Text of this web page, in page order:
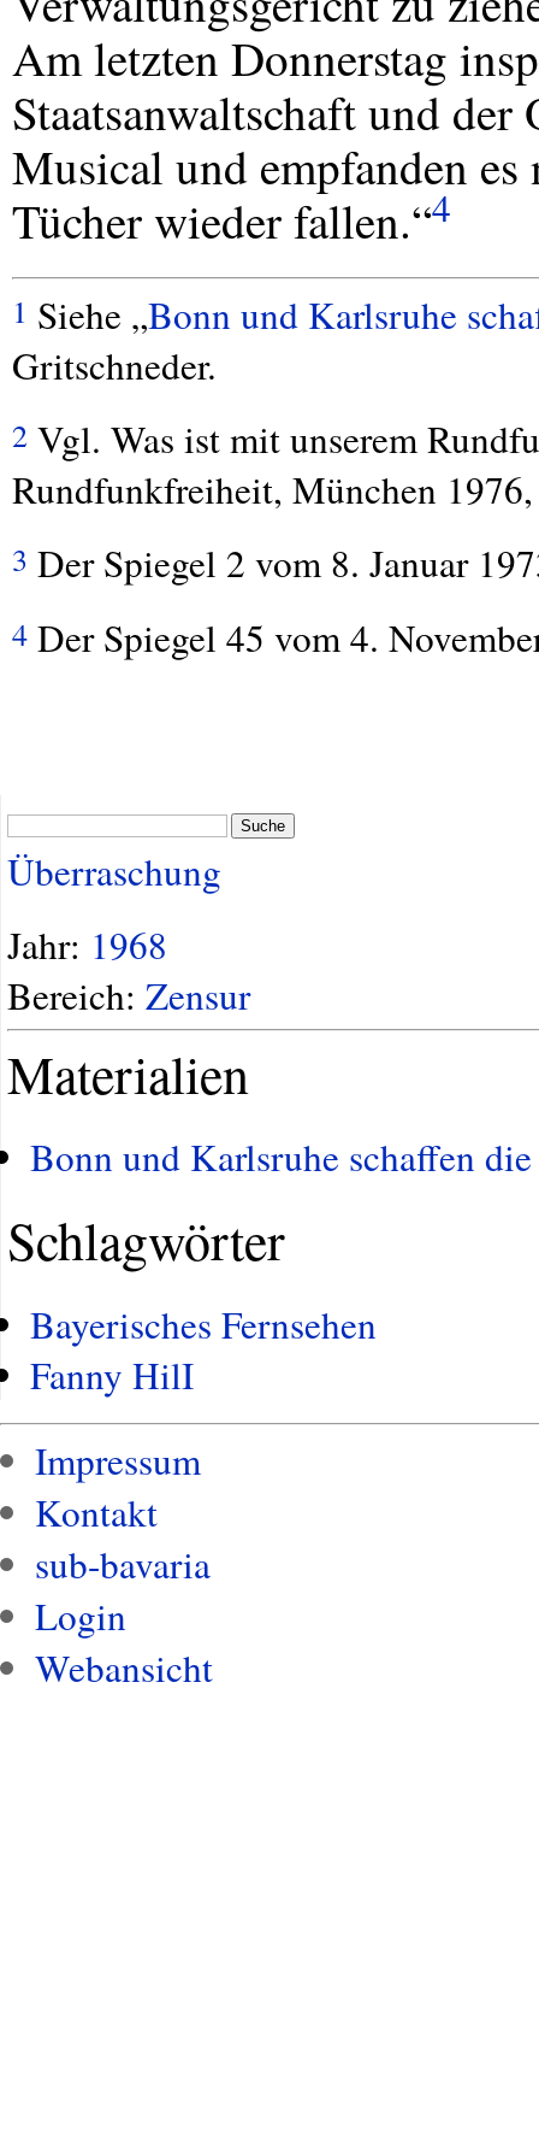
Am letzten Donnerstag
Staatsanwaltschaft und der
Musical und empfanden
Tücher wieder fallen.“4
1 Siehe „Bonn und Karlsruhe
Gritschneder.
2 Vgl. Was ist mit unserem
Rundfunkfreiheit, München
3 Der Spiegel 2 vom 8. Januar
4 Der Spiegel 45 vom 4.
Suche
Überraschung
Jahr: 1968
Bereich: Zensur
Materialien
Bonn und Karlsruhe schaffen
Schlagwörter
Bayerisches Fernsehen
Fanny HilI
Impressum
Kontakt
sub-bavaria
Login
Webansicht